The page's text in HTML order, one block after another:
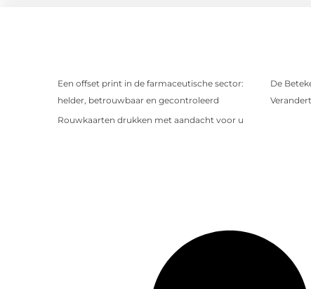
Een offset print in de farmaceutische sector:
helder, betrouwbaar en gecontroleerd
De
Verandert
Rouwkaarten drukken met aandacht voor u